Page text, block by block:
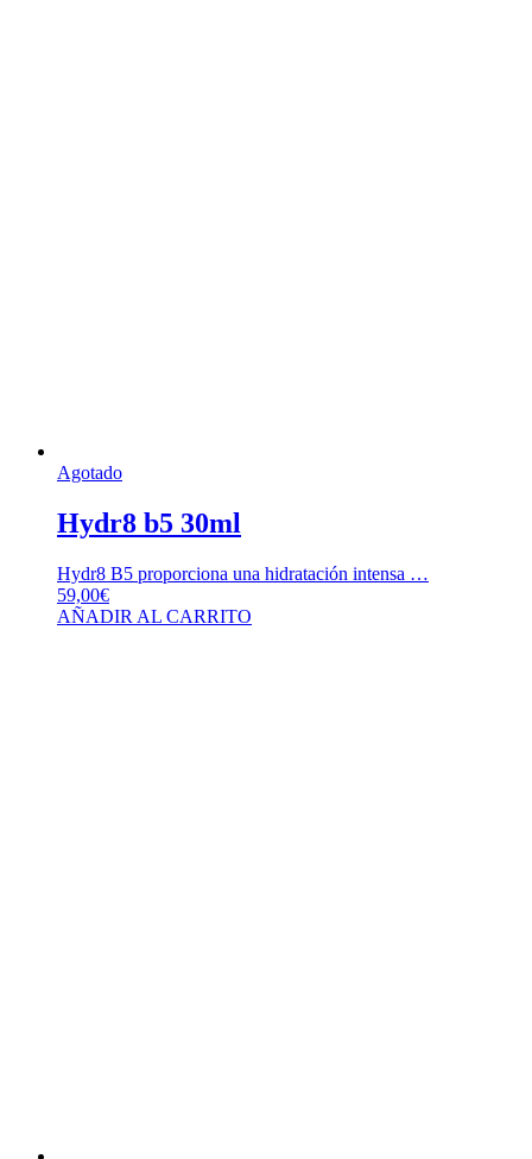
Agotado
Hydr8 b5 30ml
Hydr8 B5 proporciona una hidratación intensa …
59,00€
AÑADIR AL CARRITO